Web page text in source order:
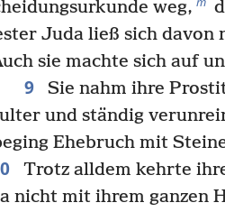
weg,
Juda ließ sich davon
sie machte sich auf
9
Sie nahm ihre
und ständig
Ehebruch mit
Trotz alldem kehrte
nicht mit ihrem ganzen